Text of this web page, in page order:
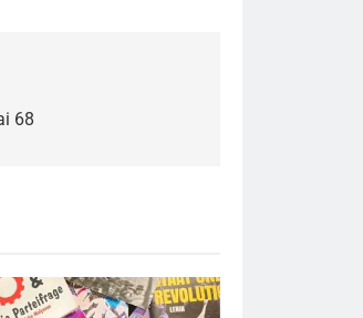
68
© linkswende.org,CC-BY-SA-1.0